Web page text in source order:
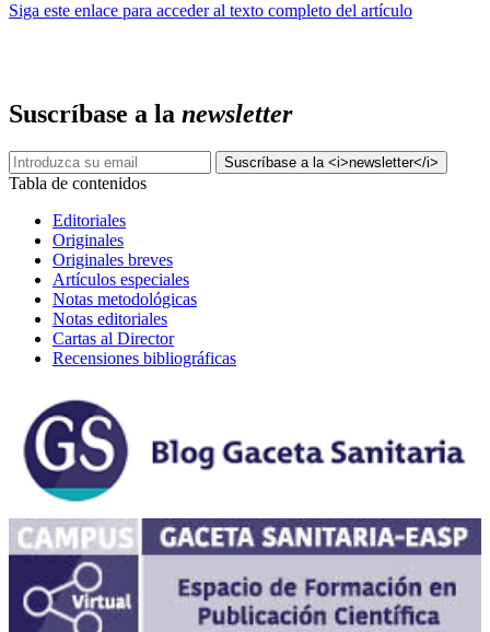
Siga este enlace para acceder al texto completo del artículo
Suscríbase a la newsletter
Tabla de contenidos
Editoriales
Originales
Originales breves
Artículos especiales
Notas metodológicas
Notas editoriales
Cartas al Director
Recensiones bibliográficas